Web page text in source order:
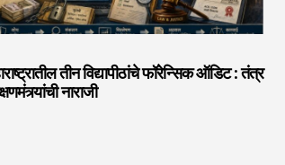
तीन विद्यापीठांचे फॉरेन्सिक ऑडिट : तंत्र
नाराजी